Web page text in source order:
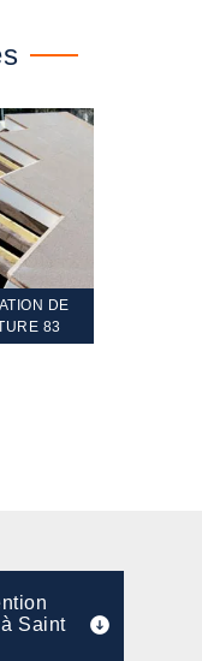
DE
83
Saint